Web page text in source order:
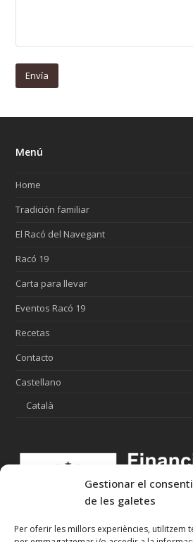
Gestionar el
de les galetes
Per oferir les millors experiències, utilitzem
Menú
Home
Tradición familiar
El Racó del Navegant
Racó 19
Carta para llevar
Eventos Racó 19
Recetas
Contacto
Castellano
Català